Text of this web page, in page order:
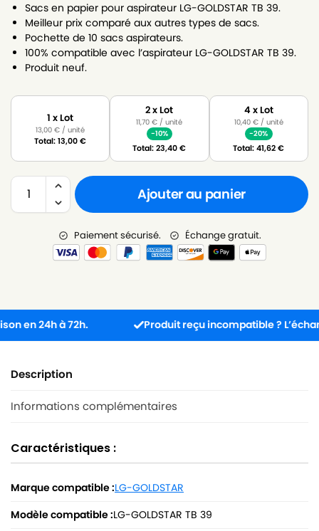
Sacs en papier pour aspirateur LG-GOLDSTAR TB 39.
Meilleur prix comparé aux autres types de sacs.
Pochette de 10 sacs aspirateurs.
100% compatible avec l’aspirateur LG-GOLDSTAR TB 39.
Produit neuf.
1 x Lot
13,00€ / unité
Total:13,00€
2 x Lot
11,70€ / unité
-10%
Total:23,40€
4 x Lot
10,40 €/ unité
-20%
Total:41,62€
Ajouter au panier
Paiement sécurisé. Échange gratuit.
24h à 72h. Produit reçu incompatible ? L’échange
Description
Informations complémentaires
Caractéristiques :
Marque compatible :LG-GOLDSTAR
Modèle compatible :LG-GOLDSTAR TB 39